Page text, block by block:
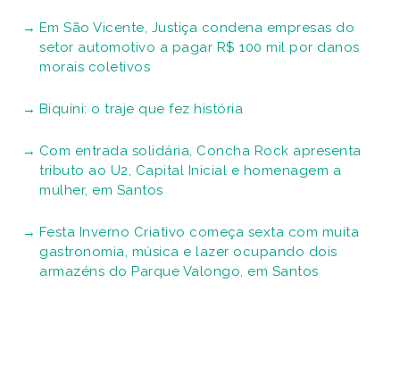
Em São Vicente, Justiça condena empresas do
setor automotivo a pagar R$ 100 mil por danos
morais coletivos
Biquíni: o traje que fez história
Com entrada solidária, Concha Rock apresenta
tributo ao U2, Capital Inicial e homenagem a
mulher, em Santos
Festa Inverno Criativo começa sexta com muita
gastronomia, música e lazer ocupando dois
armazéns do Parque Valongo, em Santos